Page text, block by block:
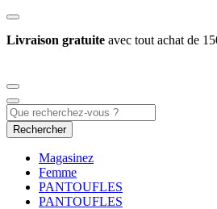
Livraison gratuite avec tout achat de
Rechercher
Magasinez
Femme
PANTOUFLES
PANTOUFLES